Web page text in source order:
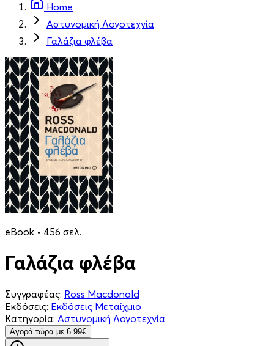
Home
Αστυνομική Λογοτεχνία
Γαλάζια φλέβα
eBook • 456 σελ.
Γαλάζια φλέβα
Συγγραφέας: Ross Macdonald
Εκδόσεις: Εκδόσεις Μεταίχμιο
Κατηγορία: Αστυνομική Λογοτεχνία
Aγορά τώρα με 6.99€